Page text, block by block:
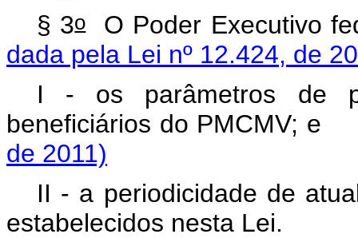
§ 3oO Poder
dada pela Lei nº 12.424, de
I - os parâmetros de
beneficiários do
de 2011)
II - a periodicidade de
estabelecidos nesta Lei.